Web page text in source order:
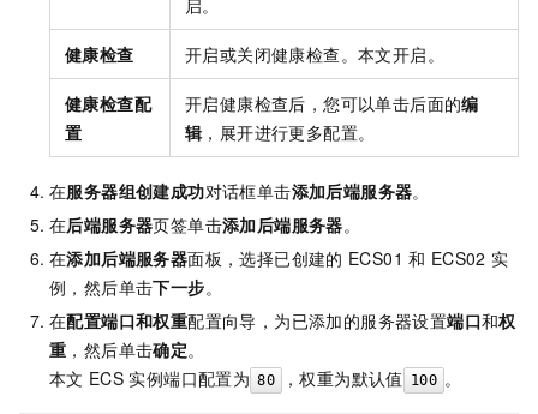
启。
健康检查 开启或关闭健康检查。本文开启。
健康检查配
置
开启健康检查后，您可以单击后面的编
辑 ，展开进行更多配置。
在服务器组创建成功对话框单击添加后端服务器。
在后端服务器页签单击添加后端服务器。
在添加后端服务器面板，选择已创建的 ECS01 和 ECS02 实
例，然后单击下一步。
在配置端口和权重配置向导，为已添加的服务器设置端口和权
重 ，然后单击确定。
本文 ECS 实例端口配置为 80 ，权重为默认值 100 。